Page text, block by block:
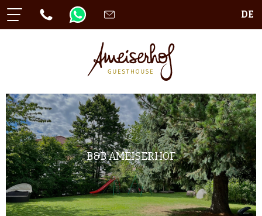
DE
B&B AMEISERHOF